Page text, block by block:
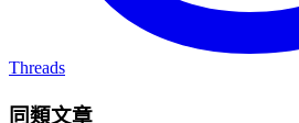
Threads
同類文章